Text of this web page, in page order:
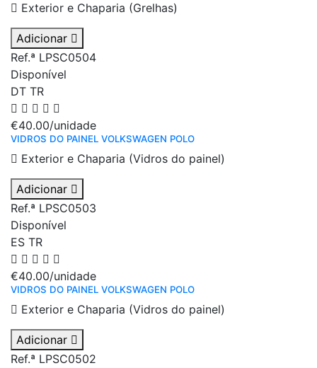
Exterior e Chaparia (Grelhas)
Adicionar
Ref.ª LPSC0504
Disponível
DT TR
€40.00/unidade
VIDROS DO PAINEL VOLKSWAGEN POLO
Exterior e Chaparia (Vidros do painel)
Adicionar
Ref.ª LPSC0503
Disponível
ES TR
€40.00/unidade
VIDROS DO PAINEL VOLKSWAGEN POLO
Exterior e Chaparia (Vidros do painel)
Adicionar
Ref.ª LPSC0502